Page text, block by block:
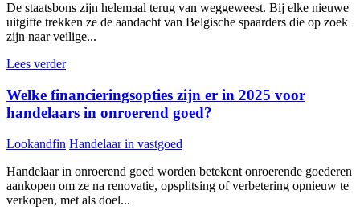
De staatsbons zijn helemaal terug van weggeweest. Bij elke nieuwe
uitgifte trekken ze de aandacht van Belgische spaarders die op zoek
zijn naar veilige...
Lees verder
Welke financieringsopties zijn er in 2025 voor
handelaars in onroerend goed?
Lookandfin Handelaar in vastgoed
Handelaar in onroerend goed worden betekent onroerende goederen
aankopen om ze na renovatie, opsplitsing of verbetering opnieuw te
verkopen, met als doel...